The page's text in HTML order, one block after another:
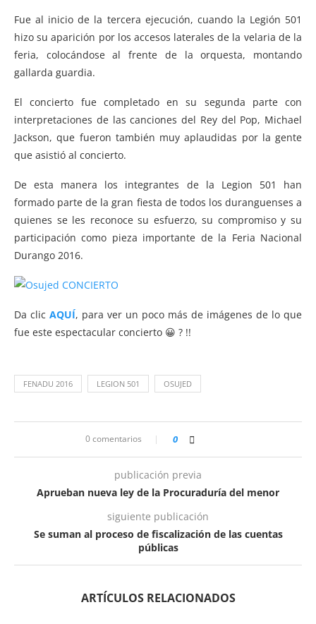
Fue al inicio de la tercera ejecución, cuando la Legión 501
hizo su aparición por los accesos laterales de la velaria de la
feria, colocándose al frente de la orquesta, montando
gallarda guardia.
El concierto fue completado en su segunda parte con
interpretaciones de las canciones del Rey del Pop, Michael
Jackson, que fueron también muy aplaudidas por la gente
que asistió al concierto.
De esta manera los integrantes de la Legion 501 han
formado parte de la gran fiesta de todos los duranguenses a
quienes se les reconoce su esfuerzo, su compromiso y su
participación como pieza importante de la Feria Nacional
Durango 2016.
Da clic AQUÍ, para ver un poco más de imágenes de lo que
fue este espectacular concierto 😀 ? !!
FENADU 2016 LEGION 501 OSUJED
0 comentarios 0
publicación previa
Aprueban nueva ley de la Procuraduría del menor
siguiente publicación
Se suman al proceso de fiscalización de las cuentas
públicas
ARTÍCULOS RELACIONADOS